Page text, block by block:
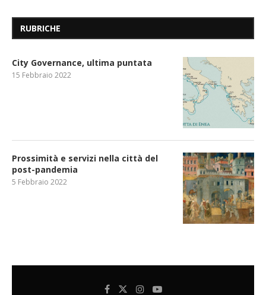
RUBRICHE
City Governance, ultima puntata
15 Febbraio 2022
Prossimità e servizi nella città del
post-pandemia
5 Febbraio 2022